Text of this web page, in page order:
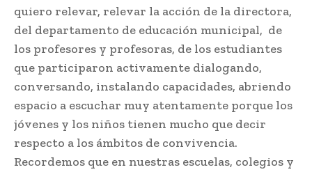
quiero relevar, relevar la acción de la directora,
del departamento de educación municipal, de
los profesores y profesoras, de los estudiantes
que participaron activamente dialogando,
conversando, instalando capacidades, abriendo
espacio a escuchar muy atentamente porque los
jóvenes y los niños tienen mucho que decir
respecto a los ámbitos de convivencia.
Recordemos que en nuestras escuelas, colegios y